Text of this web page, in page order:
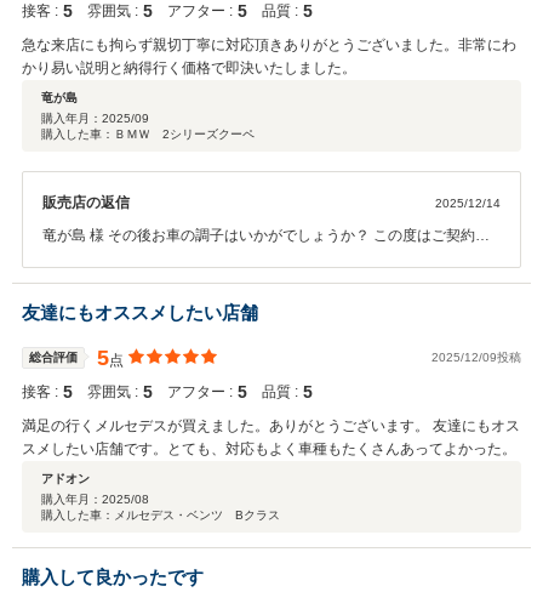
接客 : 5 雰囲気 : 5 アフター : 5 品質 : 5
急な来店にも拘らず親切丁寧に対応頂きありがとうございました。非常にわ
かり易い説明と納得行く価格で即決いたしました。
竜が島
購入年月： 2025/09
購入した車：ＢＭＷ 2シリーズクーペ
販売店の返信 2025/12/14
竜が島 様 その後お車の調子はいかがでしょうか？ この度はご契約頂
クチコミを頂き、大変うれしく思います。 お客様に喜んで頂けること
が、何よりも私共の励みになります。車内外のクリーニングやお車の
細部に渡るご説明も、今後より一層社員全員で徹底させたいと思って
おります。またぜひお気軽にお立ち寄りください。 今後ともどうぞ宜
しくお願い致します。
友達にもオススメしたい店舗
総合評価 5点 2025/12/09投稿
接客 : 5 雰囲気 : 5 アフター : 5 品質 : 5
満足の行くメルセデスが買えました。ありがとうございます。 友達にもオス
スメしたい店舗です。とても、対応もよく車種もたくさんあってよかった。
アドオン
購入年月： 2025/08
購入した車：メルセデス・ベンツ Bクラス
購入して良かったです